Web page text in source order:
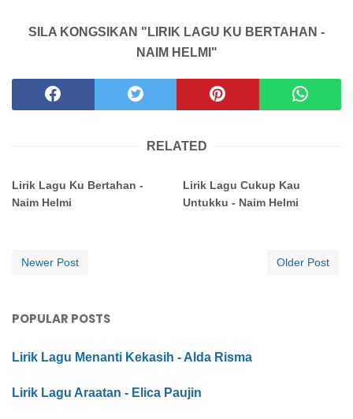
SILA KONGSIKAN "LIRIK LAGU KU BERTAHAN -
NAIM HELMI"
RELATED
Lirik Lagu Ku Bertahan -
Naim Helmi
Lirik Lagu Cukup Kau
Untukku - Naim Helmi
Newer Post Older Post
POPULAR POSTS
Lirik Lagu Menanti Kekasih - Alda Risma
Lirik Lagu Araatan - Elica Paujin